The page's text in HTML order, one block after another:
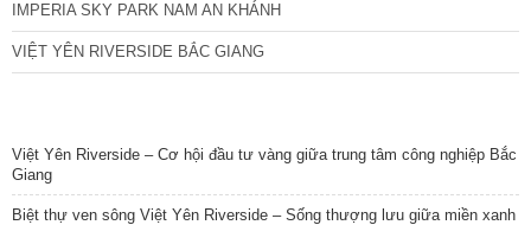
IMPERIA SKY PARK NAM AN KHÁNH
VIỆT YÊN RIVERSIDE BẮC GIANG
Việt Yên Riverside – Cơ hội đầu tư vàng giữa trung tâm công nghiệp Bắc
Giang
Biệt thự ven sông Việt Yên Riverside – Sống thượng lưu giữa miền xanh